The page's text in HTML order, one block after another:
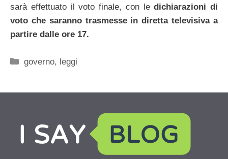
sarà effettuato il voto finale, con ledichiarazioni di
voto che saranno trasmesse in diretta televisiva a
partire dalle ore 17.
Categorie
governo, leggi